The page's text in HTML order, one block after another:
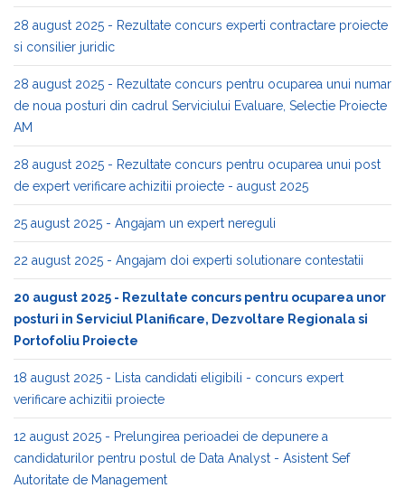
28 august 2025 - Rezultate concurs experti contractare proiecte
si consilier juridic
28 august 2025 - Rezultate concurs pentru ocuparea unui numar
de noua posturi din cadrul Serviciului Evaluare, Selectie Proiecte
AM
28 august 2025 - Rezultate concurs pentru ocuparea unui post
de expert verificare achizitii proiecte - august 2025
25 august 2025 - Angajam un expert nereguli
22 august 2025 - Angajam doi experti solutionare contestatii
20 august 2025 - Rezultate concurs pentru ocuparea unor
posturi in Serviciul Planificare, Dezvoltare Regionala si
Portofoliu Proiecte
18 august 2025 - Lista candidati eligibili - concurs expert
verificare achizitii proiecte
12 august 2025 - Prelungirea perioadei de depunere a
candidaturilor pentru postul de Data Analyst - Asistent Sef
Autoritate de Management